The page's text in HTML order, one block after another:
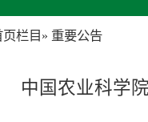
页栏目 » 重要公告
中国农业科学